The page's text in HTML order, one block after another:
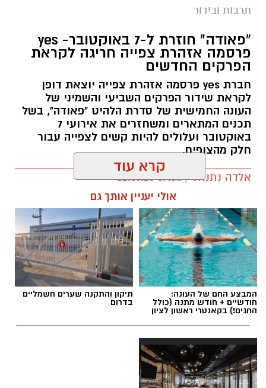
תרבות ובידור
"פאודה" חוזרת ל-7 באוקטובר- yes
פרסמה אזהרת צפייה חריגה לקראת
הפרקים החדשים
חברת yes פרסמה אזהרת צפייה יוצאת דופן
לקראת שידור הפרקים השביעי והשמיני של
העונה החמישית של סדרת הלהיט "פאודה", בשל
תכנים המתארים ומשחזרים את אירועי 7
באוקטובר ועלולים להיות קשים לצפייה עבור
חלק מהצופים.
אלדה נתנאל / 09:58 22.06.26
פאודה" חוזרת ל-7 באוקטובר: yes
קרא עוד
אולי יעניין אותך גם
המבצע החם של העונה:
חודשיים + חודש מתנה (כולל
החגים!) בקאנטרי ראשון לציון
תיקון והתקנה שערים חשמליים
בדרום